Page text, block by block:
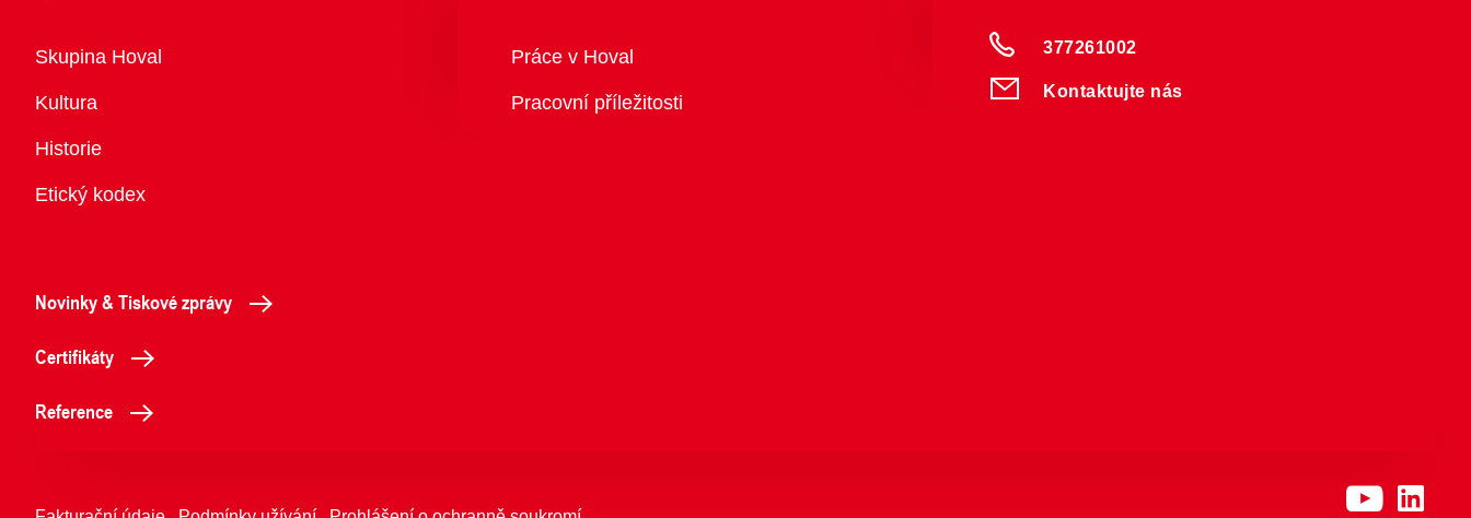
Přehled
Skupina Hoval
Kultura
Historie
Etický kodex
Přehled
Práce v Hoval
Pracovní příležitosti
377261002
Kontaktujte nás
Novinky & Tiskové zprávy
Certifikáty
Reference